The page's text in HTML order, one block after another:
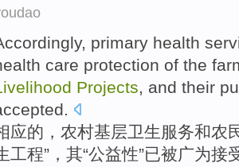
, primary health
care protection of the
Projects, and their
.
应的 ， 农村基层卫生服务和农
工程”， 其“公益性”已被广为接